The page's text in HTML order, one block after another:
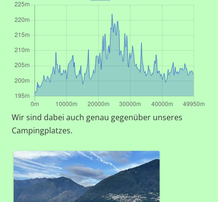
Wir sind dabei auch genau gegenüber unseres
Campingplatzes.